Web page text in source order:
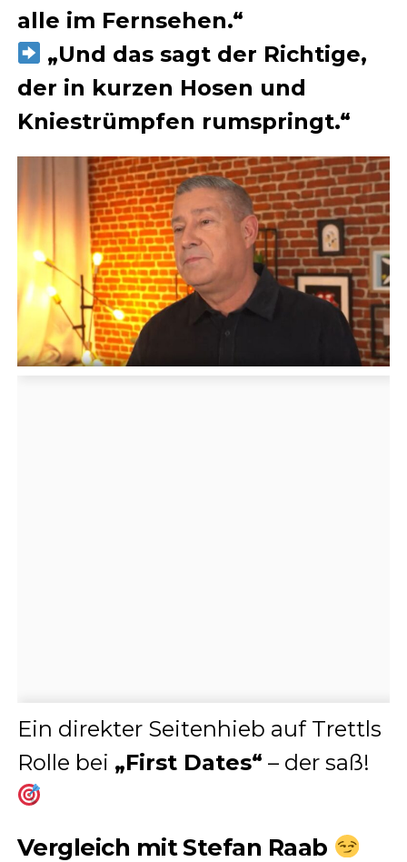
alle im Fernsehen.“
„Und das sagt der Richtige,
der in kurzen Hosen und
Kniestrümpfen rumspringt.“
Ein direkter Seitenhieb auf Trettls
Rolle bei „First Dates“ – der saß!
Vergleich mit Stefan Raab